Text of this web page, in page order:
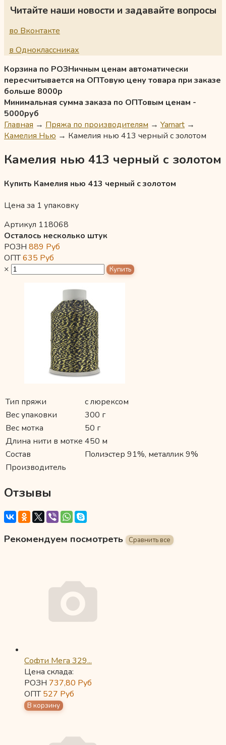
Читайте наши новости и задавайте вопросы
во Вконтакте
в Одноклассниках
Корзина по РОЗНичным ценам автоматически
пересчитывается на ОПТовую цену товара при заказе
больше 8000р
Минимальная сумма заказа по ОПТовым ценам -
5000руб
Главная → Пряжа по производителям → Yarnart →
Камелия Нью → Камелия нью 413 черный с золотом
Камелия нью 413 черный с золотом
Купить Камелия нью 413 черный с золотом
Цена за 1 упаковку
Артикул 118068
Осталось несколько штук
РОЗН 889 Руб
ОПТ635 Руб
×
Тип пряжи
с люрексом
Вес упаковки
300 г
Вес мотка
50 г
Длина нити в мотке 450 м
Состав
Полиэстер 91%, металлик 9%
Производитель
Отзывы
Рекомендуем посмотреть
Софти Мега 329...
Цена склада:
РОЗН 737,80 Руб
ОПТ527 Руб